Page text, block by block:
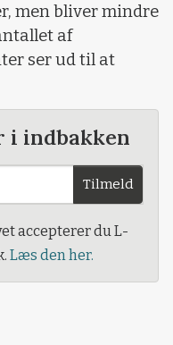
men bliver mindre
af
ser ud til at
i indbakken
Tilmeld
accepterer du L-
Læs den her.